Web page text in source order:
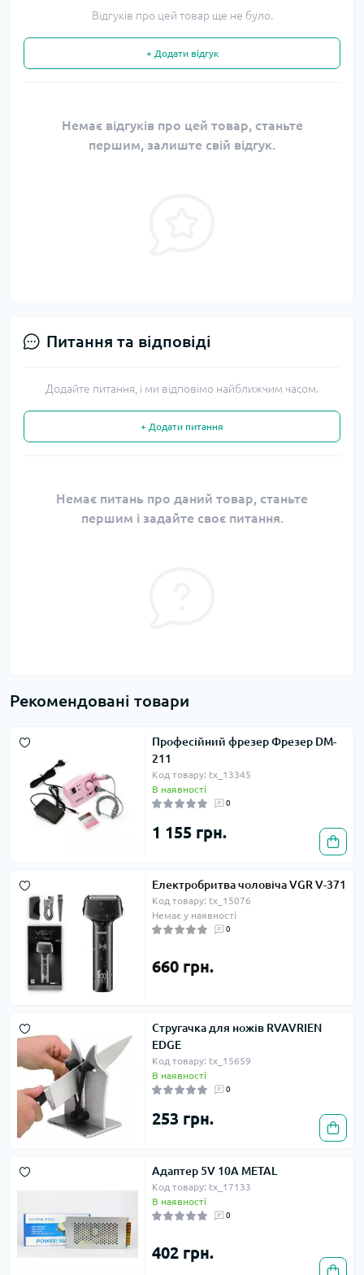
Відгуків про цей товар ще не було.
+ Додати відгук
Немає відгуків про цей товар, станьте
першим, залиште свій відгук.
Питання та відповіді
Додайте питання, і ми відповімо найближчим часом.
+ Додати питання
Немає питань про даний товар, станьте
першим і задайте своє питання.
Рекомендовані товари
Професійний фрезер Фрезер DM-
211
Код товару: tx_13345
В наявності
0
1 155 грн.
Електробритва чоловіча VGR V-371
Код товару: tx_15076
Немає у наявності
0
660 грн.
Стругачка для ножів RVAVRIEN
EDGE
Код товару: tx_15659
В наявності
0
253 грн.
Адаптер 5V 10A METAL
Код товару: tx_17133
В наявності
0
402 грн.